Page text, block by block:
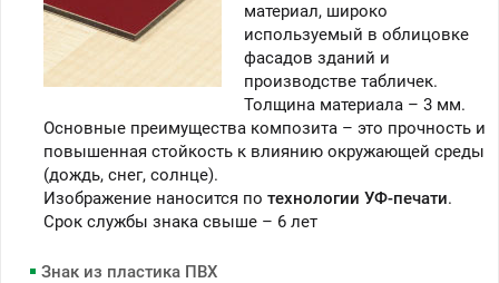
материал, широко
используемый в облицовке
фасадов зданий и
производстве табличек.
Толщина материала – 3 мм.
Основные преимущества композита – это прочность и
повышенная стойкость к влиянию окружающей среды
(дождь, снег, солнце).
Изображение наносится по технологии УФ-печати.
Срок службы знака свыше – 6 лет
Знак из пластика ПВХ